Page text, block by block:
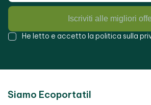
Iscriviti alle migliori
He letto e accetto la politica sulla
Siamo Ecoportatil